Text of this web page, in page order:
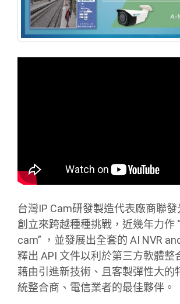
台灣IP Cam研發製造代表廠商聯
創立來跨越種種挑戰，近幾年力作
cam” ，並發展出全套的 AI NVR
釋出 API 文件以利於第三方軟體整
藉由引進新技術、且客製彈性大的
統整合商、電信業者的最佳夥伴。